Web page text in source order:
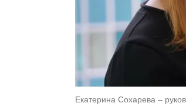
Екатерина Сохарева –